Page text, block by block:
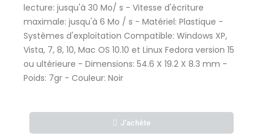
lecture: jusqu'à 30 Mo/ s - Vitesse d'écriture
maximale: jusqu'à 6 Mo / s - Matériel: Plastique -
Systèmes d'exploitation Compatible: Windows XP,
Vista, 7, 8, 10, Mac OS 10.10 et Linux Fedora version 15
ou ultérieure - Dimensions: 54.6 X 19.2 X 8.3 mm -
Poids: 7gr - Couleur: Noir
J'achète